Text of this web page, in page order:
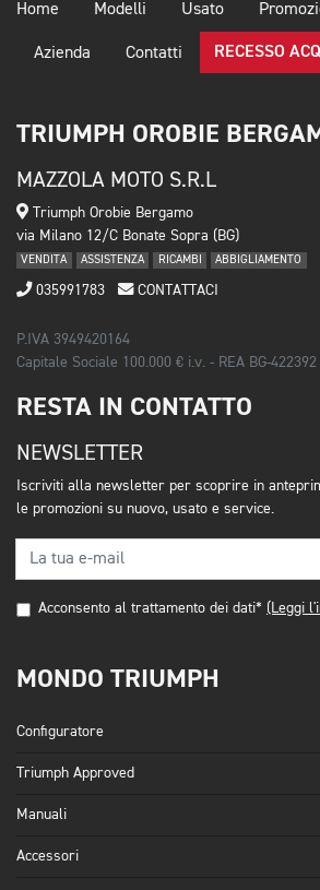
Home Modelli Usato
Azienda Contatti RECESSO
TRIUMPH OROBIE
MAZZOLA MOTO S.R.L
Triumph Orobie Bergamo
via Milano 12/C Bonate Sopra (BG)
VENDITA ASSISTENZA RICAMBI ABBIGLIAMENTO
035991783 CONTATTACI
P.IVA 3949420164
Capitale Sociale 100.000 € i.v. - REA BG-422392
RESTA IN CONTATTO
NEWSLETTER
Iscriviti alla newsletter per scoprire in
le promozioni su nuovo, usato e service.
Acconsento al trattamento dei dati* (Leggi
MONDO TRIUMPH
Configuratore
Triumph Approved
Manuali
Accessori